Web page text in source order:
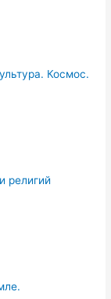
Космос.
религий